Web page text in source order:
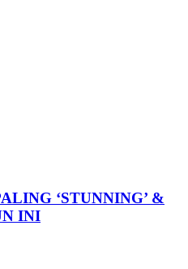
‘STUNNING’ &
INI